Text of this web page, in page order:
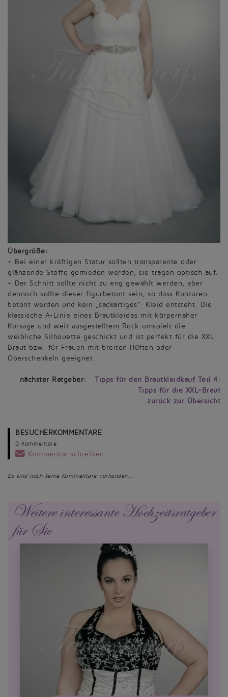
Übergröße:
+ Bei einer kräftigen Statur sollten transparente oder
glänzende Stoffe gemieden werden, sie tragen optisch auf.
+ Der Schnitt sollte nicht zu eng gewählt werden, aber
dennoch sollte dieser figurbetont sein, so dass Konturen
betont werden und kein „sackartiges“ Kleid entsteht. Die
klassische A-Linie eines Brautkleides mit körpernaher
Korsage und weit ausgestelltem Rock umspielt die
weibliche Silhouette geschickt und ist perfekt für die XXL
Braut bzw. für Frauen mit breiten Hüften oder
Oberschenkeln geeignet.
nächster Ratgeber:
Tipps für den Brautkleidkauf Teil 4:
Tipps für die XXL-Braut
zurück zur Übersicht
BESUCHERKOMMENTARE
0 Kommentare
Kommentar schreiben
Es sind noch keine Kommentare vorhanden...
Weitere interessante Hochzeitsratgeber
für Sie